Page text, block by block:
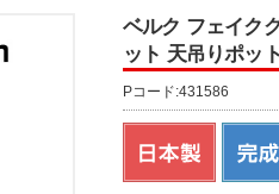
ベルク フェイク
ット 天吊りポッ
Pコード:431586